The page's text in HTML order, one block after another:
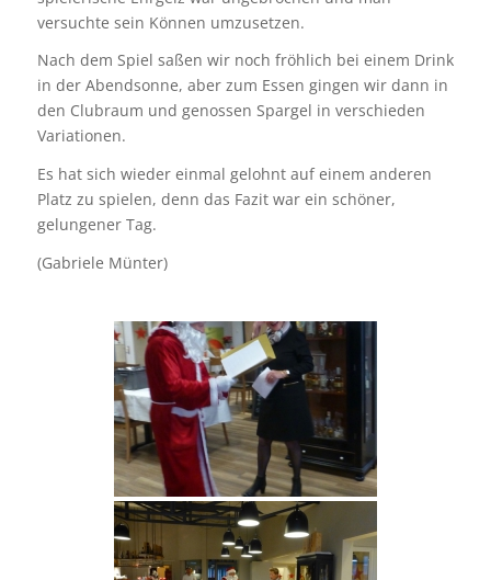
versuchte sein Können umzusetzen.
Nach dem Spiel saßen wir noch fröhlich bei einem Drink
in der Abendsonne, aber zum Essen gingen wir dann in
den Clubraum und genossen Spargel in verschieden
Variationen.
Es hat sich wieder einmal gelohnt auf einem anderen
Platz zu spielen, denn das Fazit war ein schöner,
gelungener Tag.
(Gabriele Münter)